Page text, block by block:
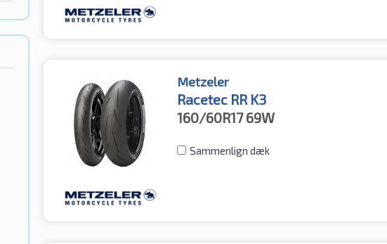
Metzeler
Racetec RR K3
160/60R1769W
Sammenlign dæk